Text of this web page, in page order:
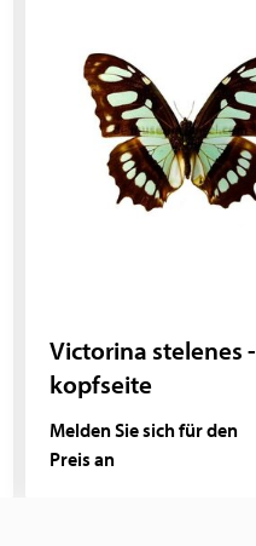
Victorina stelenes -
kopfseite
Melden Sie sich für den
Preis an